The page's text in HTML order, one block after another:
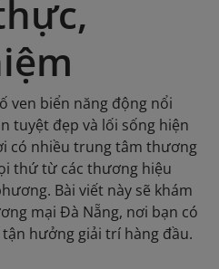
ven biển năng động nổi
tuyệt đẹp và lối sống hiện
có nhiều trung tâm thương
thứ từ các thương hiệu
Bài viết này sẽ khám
mại Đà Nẵng, nơi bạn có
hưởng giải trí hàng đầu.